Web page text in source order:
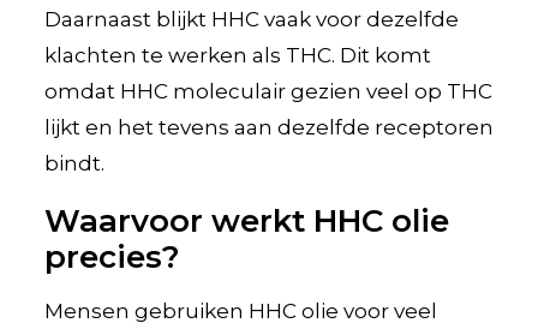
Daarnaast blijkt HHC vaak voor dezelfde
klachten te werken als THC. Dit komt
omdat HHC moleculair gezien veel op THC
lijkt en het tevens aan dezelfde receptoren
bindt.
Waarvoor werkt HHC olie
precies?
Mensen gebruiken HHC olie voor veel